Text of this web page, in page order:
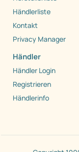
Händlerliste
Kontakt
Privacy Manager
Händler
Händler Login
Registrieren
Händlerinfo